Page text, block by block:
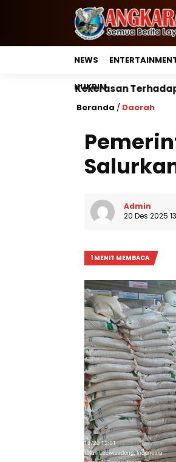
NEWS
HUKRIM
Terhadap Anak Tembus
Beranda / Daerah
Admin
20 Des 2025
1 MENIT MEMBACA